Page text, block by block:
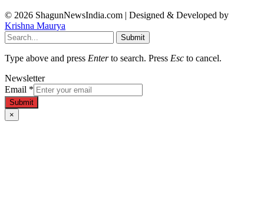
© 2026 ShagunNewsIndia.com | Designed & Developed by
Krishna Maurya
Submit
Type above and press Enterto search. Press Esc to cancel.
Newsletter
Email *
Submit
×